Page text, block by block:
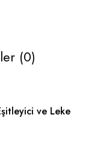
(0)
ve Leke